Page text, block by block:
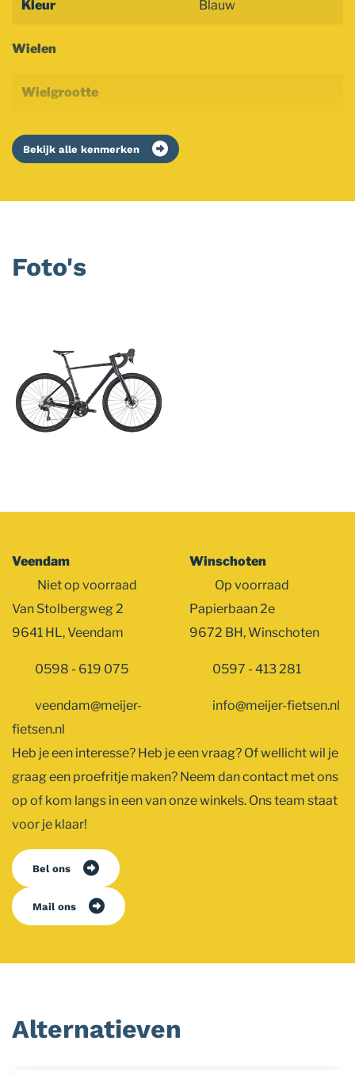
Kleur Blauw
Wielen
Wielgrootte
Bekijk alle kenmerken
Foto's
Veendam
Niet op voorraad
Van Stolbergweg 2
9641 HL, Veendam
0598 - 619 075
veendam@meijer-
fietsen.nl
Winschoten
Op voorraad
Papierbaan 2e
9672 BH, Winschoten
0597 - 413 281
info@meijer-fietsen.nl
Heb je een interesse? Heb je een vraag? Of wellicht wil je
graag een proefritje maken? Neem dan contact met ons
op of kom langs in een van onze winkels. Ons team staat
voor je klaar!
Bel ons
Mail ons
Alternatieven